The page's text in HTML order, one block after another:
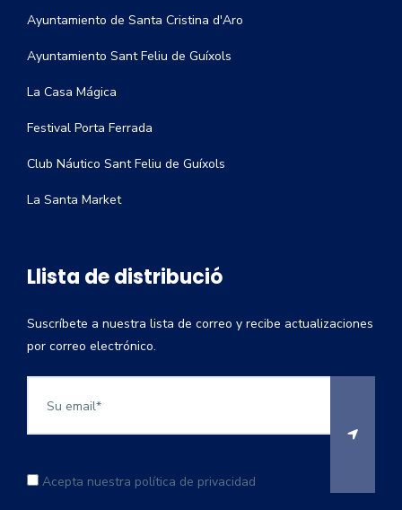
Ayuntamiento de Santa Cristina d'Aro
Ayuntamiento Sant Feliu de Guíxols
La Casa Mágica
Festival Porta Ferrada
Club Náutico Sant Feliu de Guíxols
La Santa Market
Llista de distribució
Suscríbete a nuestra lista de correo y recibe actualizaciones
por correo electrónico.
Acepta nuestra política de privacidad